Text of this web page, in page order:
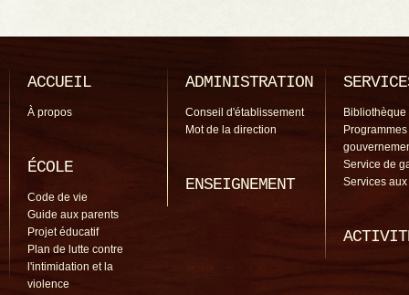
ACCUEIL
À propos
ÉCOLE
Code de vie
Guide aux parents
Projet éducatif
Plan de lutte contre
l'intimidation et la
violence
ADMINISTRATION
Conseil d'établissement
Mot de la direction
ENSEIGNEMENT
Bibliothèque
Programmes
Service de
Services